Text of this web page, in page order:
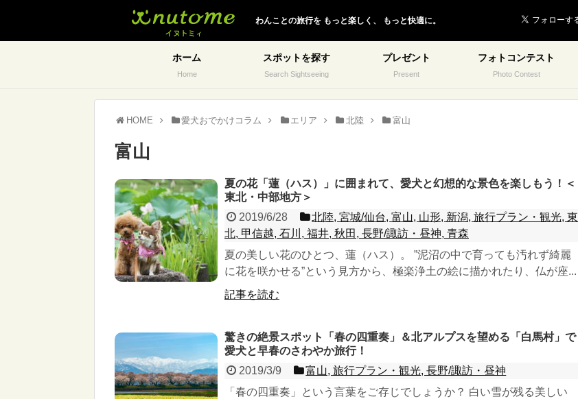
わんことの旅行を もっと楽しく、 もっと快適に。
ホーム
Home
スポットを探す
Search Sightseeing
プレゼント
Present
フォトコンテスト
Photo Contest
HOME 愛犬おでかけコラム エリア 北陸 富山
富山
夏の花「蓮（ハス）」に囲まれて、愛犬と幻想的な景色を楽しもう！＜
東北・中部地方＞
2019/6/28
北陸, 宮城/仙台, 富山, 山形, 新潟, 旅行プラン・観光, 東
北, 甲信越, 石川, 福井, 秋田, 長野/諏訪・昼神, 青森
夏の美しい花のひとつ、蓮（ハス）。 ”泥沼の中で育っても汚れず綺麗
に花を咲かせる”という見方から、極楽浄土の絵に描かれたり、仏が座...
記事を読む
驚きの絶景スポット「春の四重奏」＆北アルプスを望める「白馬村」で
愛犬と早春のさわやか旅行！
2019/3/9
富山, 旅行プラン・観光, 長野/諏訪・昼神
「春の四重奏」という言葉をご存じでしょうか？ 白い雪が残る美しい